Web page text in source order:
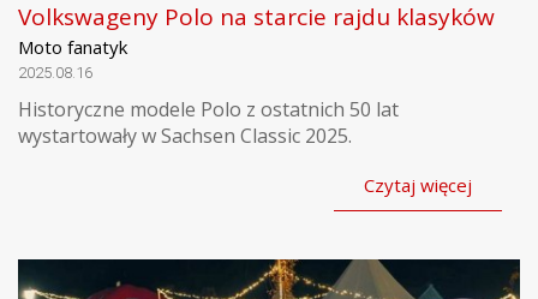
Volkswageny Polo na starcie rajdu klasyków
Moto fanatyk
2025.08.16
Historyczne modele Polo z ostatnich 50 lat
wystartowały w Sachsen Classic 2025.
Czytaj więcej